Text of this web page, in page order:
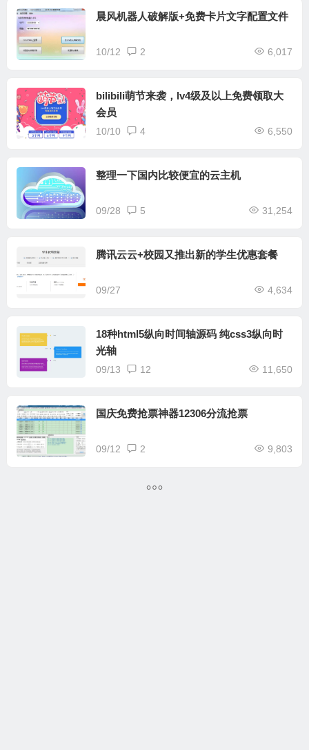
晨风机器人破解版+免费卡片文字配置文件
10/12 2 6,017
bilibili萌节来袭，lv4级及以上免费领取大
会员
10/10 4 6,550
整理一下国内比较便宜的云主机
09/28 5 31,254
腾讯云云+校园又推出新的学生优惠套餐
09/27 4,634
18种html5纵向时间轴源码 纯css3纵向时
光轴
09/13 12 11,650
国庆免费抢票神器12306分流抢票
09/12 2 9,803